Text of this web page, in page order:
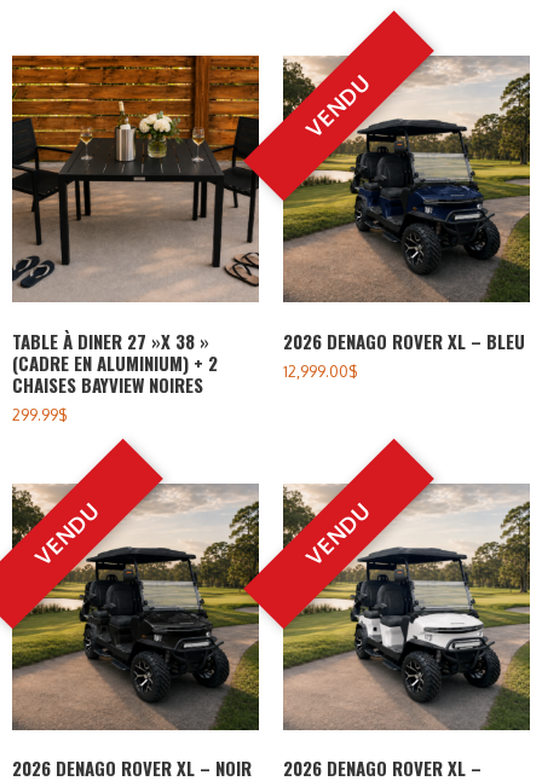
TABLE À DINER 27 »X 38 »
(CADRE EN ALUMINIUM) + 2
CHAISES BAYVIEW NOIRES
299.99$
2026 DENAGO ROVER XL – BLEU
12,999.00$
2026 DENAGO ROVER XL – NOIR
2026 DENAGO ROVER XL –